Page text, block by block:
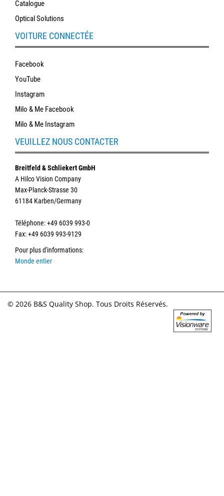
Catalogue
Optical Solutions
VOITURE CONNECTÉE
Facebook
YouTube
Instagram
Milo & Me Facebook
Milo & Me Instagram
VEUILLEZ NOUS CONTACTER
Breitfeld & Schliekert GmbH
A Hilco Vision Company
Max-Planck-Strasse 30
61184 Karben/Germany
Téléphone: +49 6039 993-0
Fax: +49 6039 993-9129
Pour plus d'informations:
Monde entier
© 2026 B&S Quality Shop. Tous Droits Réservés.